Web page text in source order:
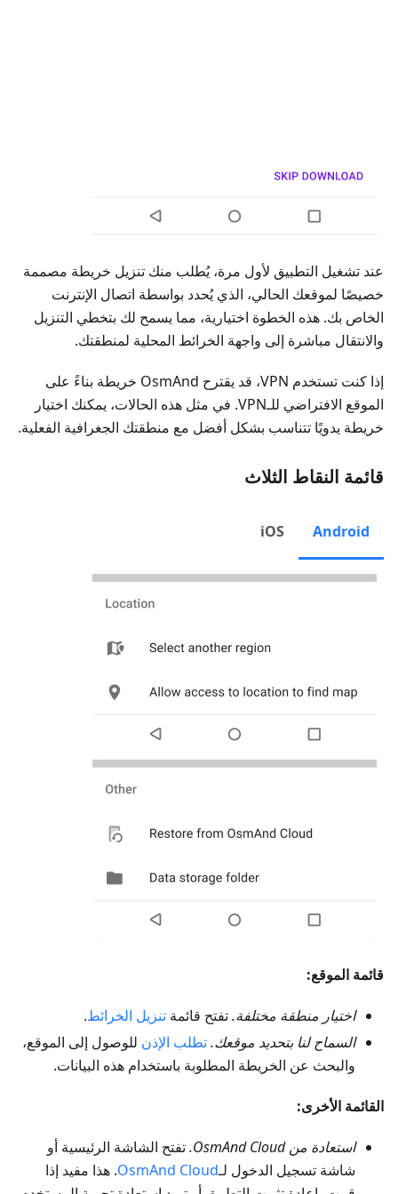
عند تشغيل التطبيق لأول مرة، يُطلب منك تنزيل خريطة مصممة
خصيصًا لموقعك الحالي، الذي يُحدد بواسطة اتصال الإنترنت
الخاص بك. هذه الخطوة اختيارية، مما يسمح لك بتخطي التنزيل
والانتقال مباشرة إلى واجهة الخرائط المحلية لمنطقتك.
إذا كنت تستخدم VPN، قد يقترح OsmAnd خريطة بناءً على
الموقع الافتراضي للـVPN. في مثل هذه الحالات، يمكنك اختيار
خريطة يدويًا تتناسب بشكل أفضل مع منطقتك الجغرافية الفعلية.
قائمة النقاط الثلاث
Android
iOS
قائمة الموقع:
اختيار منطقة مختلفة.تفتح قائمة تنزيل الخرائط.
السماح لنا بتحديد موقعك.تطلب الإذن للوصول إلى الموقع،
والبحث عن الخريطة المطلوبة باستخدام هذه البيانات.
القائمة الأخرى:
استعادة من OsmAnd Cloud.
تفتح الشاشة الرئيسية أو
شاشة تسجيل الدخول لـOsmAnd Cloud. هذا مفيد إذا